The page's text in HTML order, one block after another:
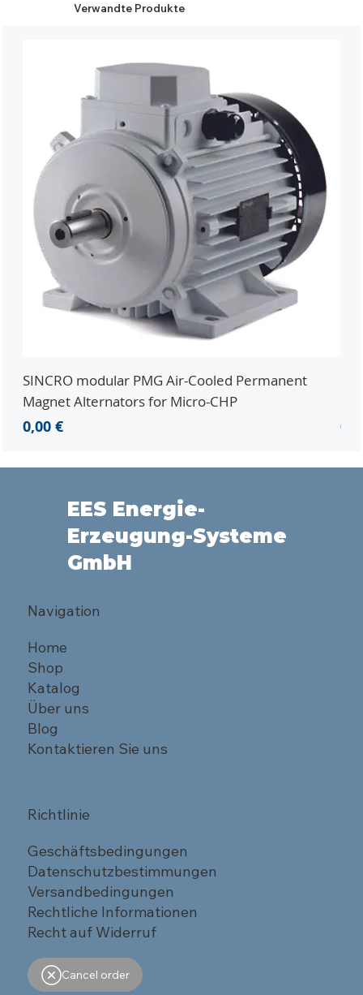
Verwandte Produkte
SINCRO modular PMG Air-Cooled Permanent
Magnet Alternators for Micro-CHP
Preis
0,00 €
EES Energie-
Erzeugung-Systeme
GmbH
Navigation
Home
Shop
Katalog
Über uns
Blog
Kontaktieren Sie uns
Richtlinie
Geschäftsbedingungen
Datenschutzbestimmungen
Versandbedingungen
Rechtliche Informationen
Recht auf Widerruf
Cancel order